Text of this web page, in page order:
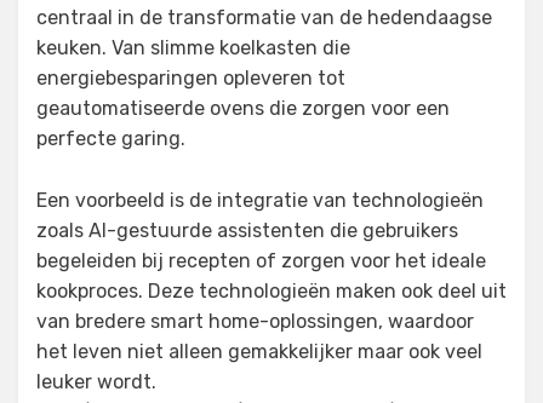
centraal in de transformatie van de hedendaagse
keuken. Van slimme koelkasten die
energiebesparingen opleveren tot
geautomatiseerde ovens die zorgen voor een
perfecte garing.
Een voorbeeld is de integratie van technologieën
zoals AI-gestuurde assistenten die gebruikers
begeleiden bij recepten of zorgen voor het ideale
kookproces. Deze technologieën maken ook deel uit
van bredere smart home-oplossingen, waardoor
het leven niet alleen gemakkelijker maar ook veel
leuker wordt.